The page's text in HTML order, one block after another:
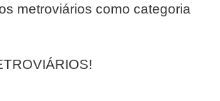
metroviários como categoria